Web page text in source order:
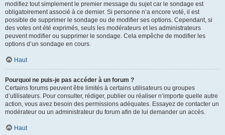
modifiez tout simplement le premier message du sujet car le sondage est
obligatoirement associé à ce dernier. Si personne n’a encore voté, il est
possible de supprimer le sondage ou de modifier ses options. Cependant, si
des votes ont été exprimés, seuls les modérateurs et les administrateurs
peuvent modifier ou supprimer le sondage. Cela empêche de modifier les
options d’un sondage en cours.
Haut
Pourquoi ne puis-je pas accéder à un forum ?
Certains forums peuvent être limités à certains utilisateurs ou groupes
d’utilisateurs. Pour consulter, rédiger, publier ou réaliser n’importe quelle autre
action, vous avez besoin des permissions adéquates. Essayez de contacter un
modérateur ou un administrateur du forum afin de lui demander un accès.
Haut